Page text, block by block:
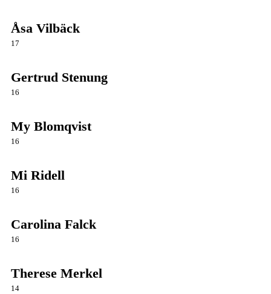
Åsa Vilbäck
17
Gertrud Stenung
16
My Blomqvist
16
Mi Ridell
16
Carolina Falck
16
Therese Merkel
14